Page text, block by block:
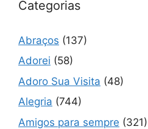
Categorias
Abraços (137)
Adorei (58)
Adoro Sua Visita (48)
Alegria (744)
Amigos para sempre (321)